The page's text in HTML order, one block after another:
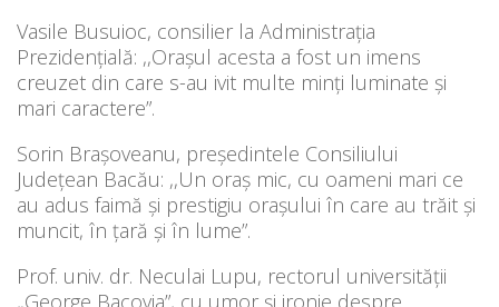
Vasile Busuioc, consilier la Administrația
Prezidențială: ,,Orașul acesta a fost un imens
creuzet din care s-au ivit multe minți luminate și
mari caractere”.
Sorin Brașoveanu, președintele Consiliului
Județean Bacău: ,,Un oraș mic, cu oameni mari ce
au adus faimă și prestigiu orașului în care au trăit și
muncit, în țară și în lume”.
Prof. univ. dr. Neculai Lupu, rectorul universității
„George Bacovia”, cu umor și ironie despre